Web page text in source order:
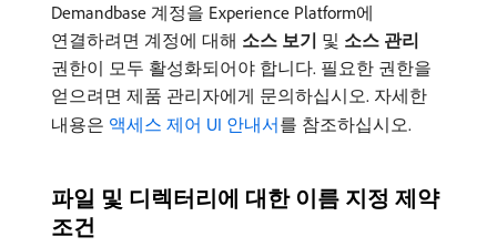
Demandbase 계정을 Experience Platform에
연결하려면 계정에 대해 소스 보기 및 소스 관리
권한이 모두 활성화되어야 합니다. 필요한 권한을
얻으려면 제품 관리자에게 문의하십시오. 자세한
내용은 액세스 제어 UI 안내서를 참조하십시오.
파일 및 디렉터리에 대한 이름 지정 제약
조건